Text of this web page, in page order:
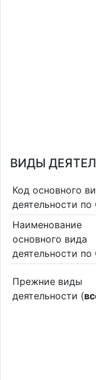
ВИДЫ
Код основного
деятельности
Наименование
основного вида
деятельности
Прежние виды
деятельности (